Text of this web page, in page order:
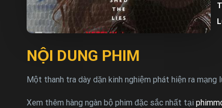
NỘI DUNG PHIM
Một thanh tra dày dặn kinh nghiệm phát hiện ra
Xem thêm hàng ngàn bộ phim đặc sắc nhất tại